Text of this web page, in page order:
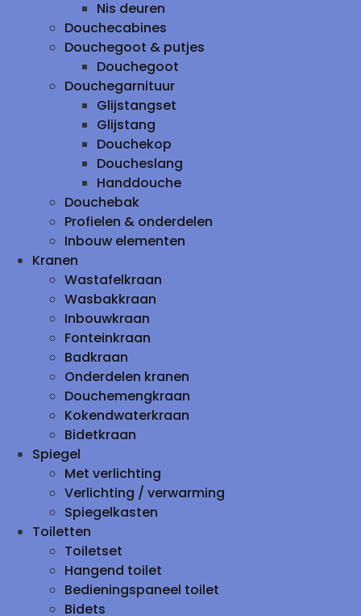
Nis deuren
Douchecabines
Douchegoot & putjes
Douchegoot
Douchegarnituur
Glijstangset
Glijstang
Douchekop
Doucheslang
Handdouche
Douchebak
Profielen & onderdelen
Inbouw elementen
Kranen
Wastafelkraan
Wasbakkraan
Inbouwkraan
Fonteinkraan
Badkraan
Onderdelen kranen
Douchemengkraan
Kokendwaterkraan
Bidetkraan
Spiegel
Met verlichting
Verlichting / verwarming
Spiegelkasten
Toiletten
Toiletset
Hangend toilet
Bedieningspaneel toilet
Bidets